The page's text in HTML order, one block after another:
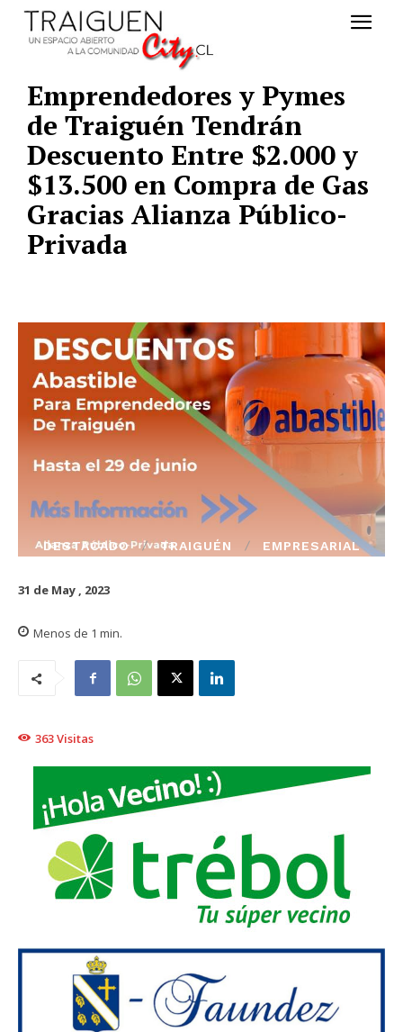
Emprendedores y Pymes
de Traiguén Tendrán
Descuento Entre $2.000 y
$13.500 en Compra de Gas
Gracias Alianza Público-
Privada
DESTACADO TRAIGUÉN EMPRESARIAL
31 de May , 2023
Menos de 1 min.
363Visitas